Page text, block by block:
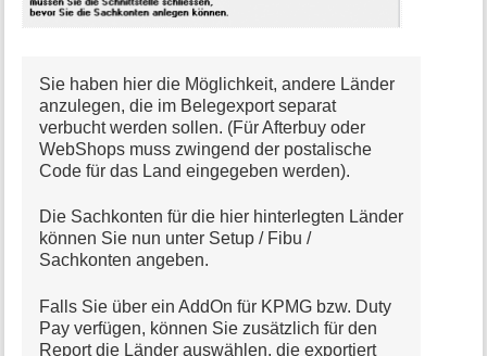
Sie haben hier die Möglichkeit, andere Länder
anzulegen, die im Belegexport separat
verbucht werden sollen. (Für Afterbuy oder
WebShops muss zwingend der postalische
Code für das Land eingegeben werden).
Die Sachkonten für die hier hinterlegten Länder
können Sie nun unter Setup / Fibu /
Sachkonten angeben.
Falls Sie über ein AddOn für KPMG bzw. Duty
Pay verfügen, können Sie zusätzlich für den
Report die Länder auswählen, die exportiert